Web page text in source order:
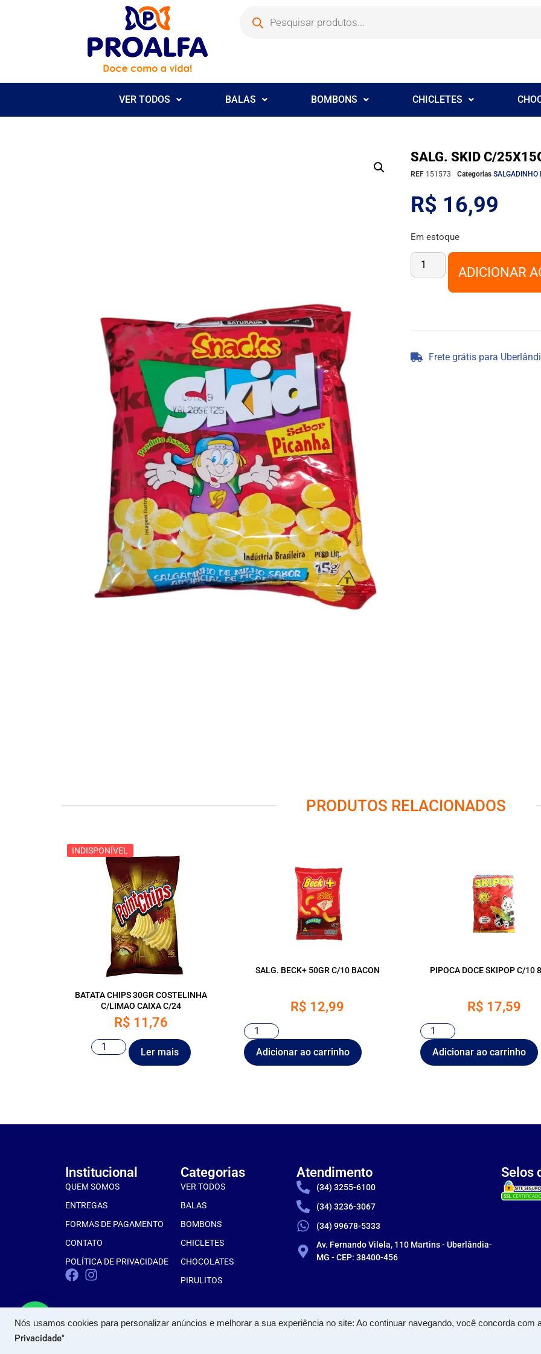
Nós usamos cookies para personalizar anúncios e melhorar a sua experiência no site: Ao continuar navegando, você concorda com
Privacidade"
VER TODOS BALAS BOMBONS CHICLETES
SALG. SKID C/
REF 151573 Categorias SALGADINHO
R$ 16,99
Em estoque
ADICIONAR
Frete grátis para
PRODUTOS RELACIONADOS
INDISPONÍVEL
INDISPONÍVEL
BATATA CHIPS 30GR COSTELINHA
C/LIMAO CAIXA C/24
R$ 11,76
Ler mais
SALG. BECK+ 50GR C/10 BACON
R$ 12,99
Adicionar ao carrinho
PIPOCA DOCE SKIPOP C/10
R$ 17,59
Adicionar ao carrinho
Institucional
QUEM SOMOS
ENTREGAS
FORMAS DE PAGAMENTO
CONTATO
POLÍTICA DE PRIVACIDADE
Categorias
VER TODOS
BALAS
BOMBONS
CHICLETES
CHOCOLATES
PIRULITOS
Atendimento
(34) 3255-6100
(34) 3236-3067
(34) 99678-5333
Av. Fernando Vilela, 110 Martins - Uberlândia-
MG - CEP: 38400-456
Selos